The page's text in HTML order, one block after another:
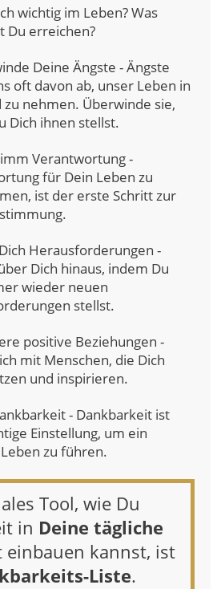
wichtig im Leben? Was
Du erreichen?
Deine Ängste - Ängste
oft davon ab, unser Leben in
zu nehmen. Überwinde sie,
Dich ihnen stellst.
Verantwortung -
für Dein Leben zu
ist der erste Schritt zur
Herausforderungen -
Dich hinaus, indem Du
wieder neuen
stellst.
positive Beziehungen -
mit Menschen, die Dich
und inspirieren.
- Dankbarkeit ist
Einstellung, um ein
zu führen.
Tool, wie Du
in Deine tägliche
einbauen kannst, ist
Liste.